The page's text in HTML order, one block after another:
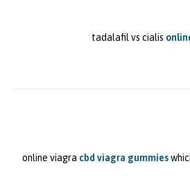
tadalafil vs cialis
online viagra cbd viagra gummies